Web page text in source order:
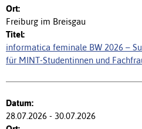
Freiburg im Breisgau
informatica feminale BW 2026 –
für MINT-Studentinnen und
28.07.2026 - 30.07.2026